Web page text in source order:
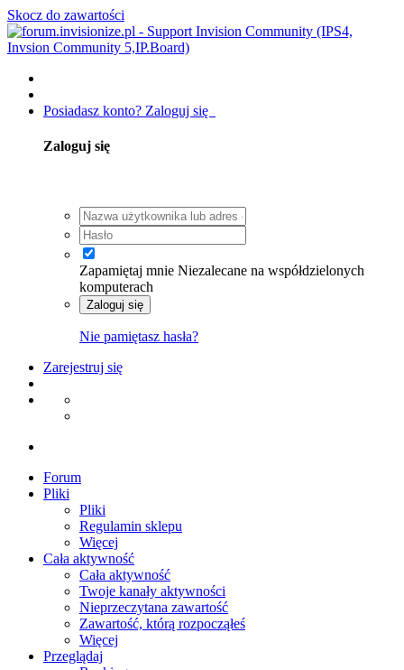
Skocz do zawartości
Posiadasz konto? Zaloguj się
Zaloguj się
Zapamiętaj mnie Niezalecane na współdzielonych
komputerach
Zaloguj się
Nie pamiętasz hasła?
Zarejestruj się
Forum
Pliki
Pliki
Regulamin sklepu
Więcej
Cała aktywność
Cała aktywność
Twoje kanały aktywności
Nieprzeczytana zawartość
Zawartość, którą rozpocząłeś
Więcej
Przeglądaj